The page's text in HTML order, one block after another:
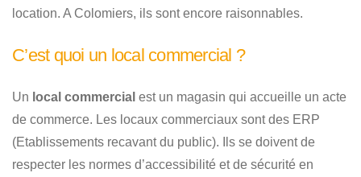
location. A Colomiers, ils sont encore raisonnables.
C’est quoi un local commercial ?
Un local commercial est un magasin qui accueille un acte
de commerce. Les locaux commerciaux sont des ERP
(Etablissements recavant du public). Ils se doivent de
respecter les normes d’accessibilité et de sécurité en